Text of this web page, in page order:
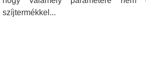
szíjtermékkel...